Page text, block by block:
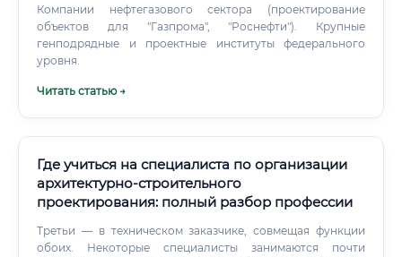
Компании нефтегазового сектора (проектирование
объектов для "Газпрома", "Роснефти"). Крупные
генподрядные и проектные институты федерального
уровня.
Читать статью →
Где учиться на специалиста по организации
архитектурно-строительного
проектирования: полный разбор профессии
Третьи — в техническом заказчике, совмещая функции
обоих. Некоторые специалисты занимаются почти